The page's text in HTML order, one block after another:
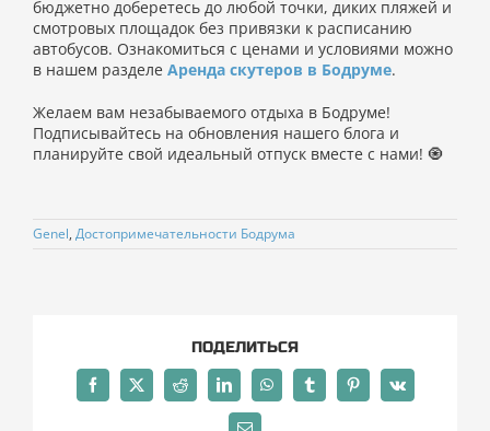
бюджетно доберетесь до любой точки, диких пляжей и
смотровых площадок без привязки к расписанию
автобусов. Ознакомиться с ценами и условиями можно
в нашем разделе Аренда скутеров в Бодруме.
Желаем вам незабываемого отдыха в Бодруме!
Подписывайтесь на обновления нашего блога и
планируйте свой идеальный отпуск вместе с нами! 🧿
Genel, Достопримечательности Бодрума
ПОДЕЛИТЬСЯ
Facebook
X Reddit LinkedInWhatsAppTumblrPinterest
Vk